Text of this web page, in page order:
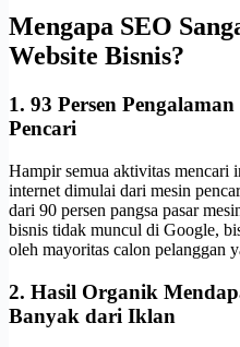
Mengapa SEO
Website Bisnis?
1. 93 Persen
Pencari
Hampir semua aktivitas mencari
internet dimulai dari mesin
dari 90 persen pangsa pasar
bisnis tidak muncul di Google,
oleh mayoritas calon pelanggan
2. Hasil Organik
Banyak dari Iklan